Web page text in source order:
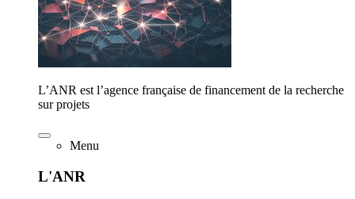
L’ANR est l’agence française de financement de la recherche
sur projets
Menu
L'ANR